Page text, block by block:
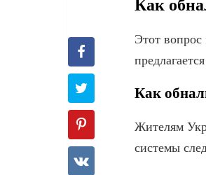
Как
Этот вопрос
Как
Жителям
системы